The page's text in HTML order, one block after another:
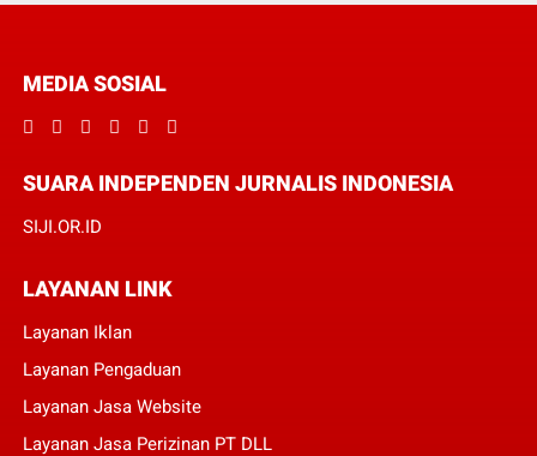
MEDIA SOSIAL
SUARA INDEPENDEN JURNALIS INDONESIA
SIJI.OR.ID
LAYANAN LINK
Layanan Iklan
Layanan Pengaduan
Layanan Jasa Website
Layanan Jasa Perizinan PT DLL